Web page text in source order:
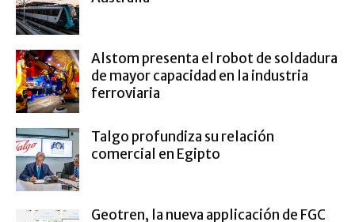
Alstom presenta el robot de soldadura
de mayor capacidad en la industria
ferroviaria
Talgo profundiza su relación
comercial en Egipto
Geotren, la nueva applicación de FGC